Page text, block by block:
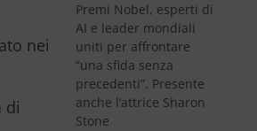
nei
di
Premi Nobel, esperti di
AI e leader mondiali
uniti per affrontare
“una sfida senza
precedenti”. Presente
anche l’attrice Sharon
Stone